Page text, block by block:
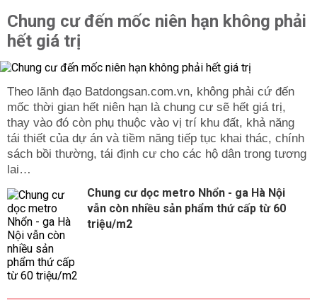
Chung cư đến mốc niên hạn không phải
hết giá trị
Theo lãnh đạo Batdongsan.com.vn, không phải cứ đến
mốc thời gian hết niên hạn là chung cư sẽ hết giá trị,
thay vào đó còn phụ thuộc vào vị trí khu đất, khả năng
tái thiết của dự án và tiềm năng tiếp tục khai thác, chính
sách bồi thường, tái định cư cho các hộ dân trong tương
lai…
Chung cư dọc metro Nhổn - ga Hà Nội
vẫn còn nhiều sản phẩm thứ cấp từ 60
triệu/m2